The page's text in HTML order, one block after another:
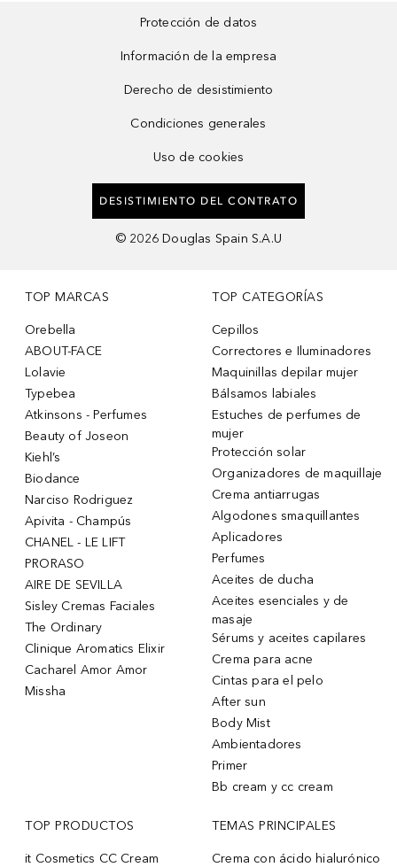
Protección de datos
Información de la empresa
Derecho de desistimiento
Condiciones generales
Uso de cookies
DESISTIMIENTO DEL CONTRATO
© 2026 Douglas Spain S.A.U
TOP MARCAS
Orebella
ABOUT-FACE
Lolavie
Typebea
Atkinsons - Perfumes
Beauty of Joseon
Kiehl’s
Biodance
Narciso Rodriguez
Apivita - Champús
CHANEL - LE LIFT
PRORASO
AIRE DE SEVILLA
Sisley Cremas Faciales
The Ordinary
Clinique Aromatics Elixir
Cacharel Amor Amor
Missha
TOP CATEGORÍAS
Cepillos
Correctores e Iluminadores
Maquinillas depilar mujer
Bálsamos labiales
Estuches de perfumes de
mujer
Protección solar
Organizadores de maquillaje
Crema antiarrugas
Algodones smaquillantes
Aplicadores
Perfumes
Aceites de ducha
Aceites esenciales y de
masaje
Sérums y aceites capilares
Crema para acne
Cintas para el pelo
After sun
Body Mist
Ambientadores
Primer
Bb cream y cc cream
TOP PRODUCTOS
it Cosmetics CC Cream
TEMAS PRINCIPALES
Crema con ácido hialurónico